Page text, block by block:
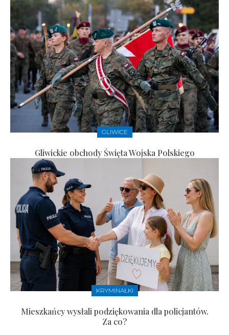
GLIWICE
Gliwickie obchody Święta Wojska Polskiego
KRYMINAŁKI
Mieszkańcy wysłali podziękowania dla policjantów.
Za co?